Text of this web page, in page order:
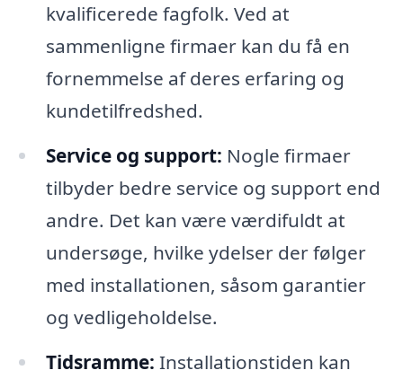
kvalificerede fagfolk. Ved at
sammenligne firmaer kan du få en
fornemmelse af deres erfaring og
kundetilfredshed.
Service og support: Nogle firmaer
tilbyder bedre service og support end
andre. Det kan være værdifuldt at
undersøge, hvilke ydelser der følger
med installationen, såsom garantier
og vedligeholdelse.
Tidsramme: Installationstiden kan